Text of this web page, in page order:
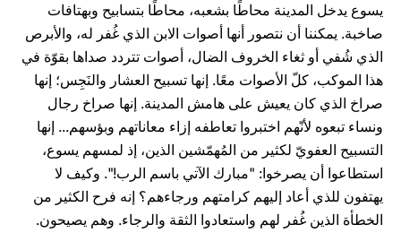
يسوع يدخل المدينة محاطًا بشعبه، محاطًا بتسابيح وبهتافات
صاخبة. يمكننا أن نتصور أنها أصوات الابن الذي غُفر له، والأبرص
الذي شُفي أو ثغاء الخروف الضال، أصوات تتردد صداها بقوّة في
هذا الموكب، كلّ الأصوات معًا. إنها تسبيح العشار والنَجِس؛ إنها
صراخ الذي كان يعيش على هامش المدينة. إنها صراخ رجال
ونساء تبعوه لأنّهم اختبروا تعاطفه إزاء معاناتهم وبؤسهم... إنها
التسبيح العفويّ لكثير من المُهمّشين الذين، إذ لمسهم يسوع،
استطاعوا أن يصرخوا: "مبارك الآتي باسم الرب!". وكيف لا
يهتفون للذي أعاد إليهم كرامتهم ورجاءهم؟ إنه فرح الكثير من
الخطأة الذين غُفر لهم واستعادوا الثقة والرجاء. وهم يصيحون.